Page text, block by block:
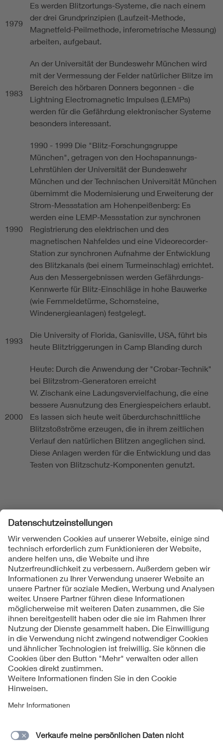
1979
Es werden Blitzortungs-Systeme, die nach einem
der drei Grundprinzipien (Laufzeit-Methode,
Magnetfeld-Peilmethode, inferometrische Messung)
arbeiten, aufgebaut.
1983
An der Universität der Bundeswehr München wird
mit der Vermessung der Felder natürlicher Blitze im
Bereich des hörbaren Donners begonnen - die
Lightning Electromagnetic Impulses (LEMPs)
werden für die Gefährdung elektronischer Systeme
besonders interessant.
1990
1990 - 1999 Die "Blitz-Forschungsgruppe
München", getragen von den Hochspannungs-
Lehrstühlen der Universität der Bundeswehr
München und der Technischen Universität München
übernimmt die Modernisierung und Erweiterung der
Strom-Messstation am Hohenpeißenberg: Es
werden eine LEMP-Messstation zur synchronen
Registrierung des elektrischen und des
magnetischen Nahfeldes und eine Videorecorder-
Station zur synchronen Aufnahme der Entwicklung
des Blitzkanals (bei einem Turmeinschlag) errichtet.
Aus den Messergebnissen werden Gefährdungs-
Kennwerte für Blitz-Einschläge in hohe Bauwerke
(wie Fernmeldetürme, Schornsteine,
Windenergieanlagen) festgelegt.
1993
Die University of Florida, Ganisville, USA, führt bis
heute Blitztriggerungen in Camp Blanding durch
2000
Heute: Durch die Anwendung der "Crobar-Technik"
bei Blitzstrom-Generatoren erreicht
W. Zischank eine Ladungsvervielfachung, die eine
bessere Ausnutzung des Energiespeichers erlaubt.
Es lassen sich heute weit überdurchschnittliche
Blitzstoßströme erzeugen, die in ihrem zeitlichen
Verlauf den natürlichen Blitzen angeglichen sind.
Diese Anlagen werden für die Entwicklung und das
Testen von Blitzschutz-Komponenten genutzt.
Folgen Sie uns
Kontakte
Service
Impressum
Datenschutzinformationen
Cookie Hinweise
Lieferantenportal